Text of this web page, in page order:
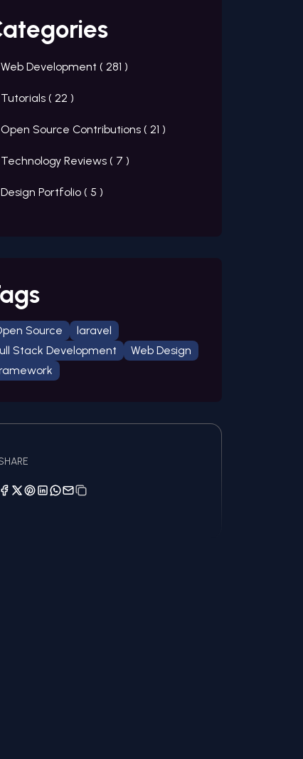
Web Development ( 281 )
Tutorials ( 22 )
Open Source Contributions ( 21 )
Technology Reviews ( 7 )
Design Portfolio ( 5 )
Source
laravel
Stack Development
Web Design